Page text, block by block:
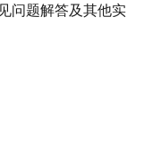
问题解答及其他实